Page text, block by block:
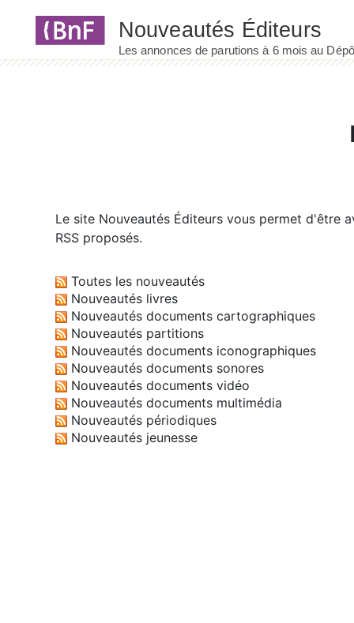
Le site Nouveautés Éditeurs vous permet d'être
RSS proposés.
Toutes les nouveautés
Nouveautés livres
Nouveautés documents cartographiques
Nouveautés partitions
Nouveautés documents iconographiques
Nouveautés documents sonores
Nouveautés documents vidéo
Nouveautés documents multimédia
Nouveautés périodiques
Nouveautés jeunesse